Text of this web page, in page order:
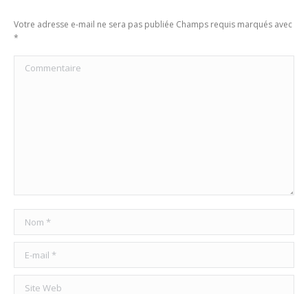
Votre adresse e-mail ne sera pas publiée Champs requis marqués avec
*
Commentaire
Nom *
E-mail *
Site Web